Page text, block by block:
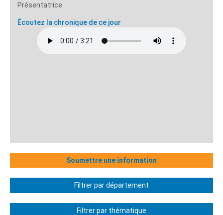
Présentatrice
Écoutez la chronique de ce jour
Soumettre une information
Filtrer par département
Filtrer par thématique